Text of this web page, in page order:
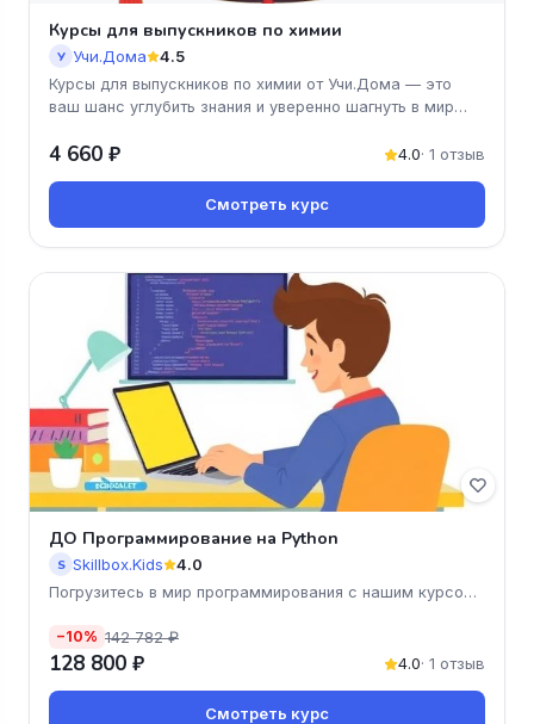
Курсы для выпускников по химии
У Учи.Дома 4.5
Курсы для выпускников по химии от Учи.Дома — это
ваш шанс углубить знания и уверенно шагнуть в мир
4 660 ₽ 4.0· 1 отзыв
Смотреть курс
ДО Программирование на Python
S Skillbox.Kids 4.0
Погрузитесь в мир программирования с нашим курсом
−10% 142 782 ₽
128 800 ₽ 4.0· 1 отзыв
Смотреть курс